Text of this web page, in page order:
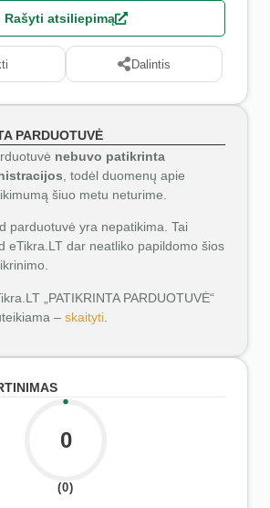
Rašyti atsiliepimą
Dalintis
PARDUOTUVĖ
nebuvo patikrinta
, todėl duomenų apie
šiuo metu neturime.
parduotuvė yra nepatikima. Tai
eTikra.LT dar neatliko papildomo šios
„PATIKRINTA PARDUOTUVĖ“
– skaityti
0
(0)